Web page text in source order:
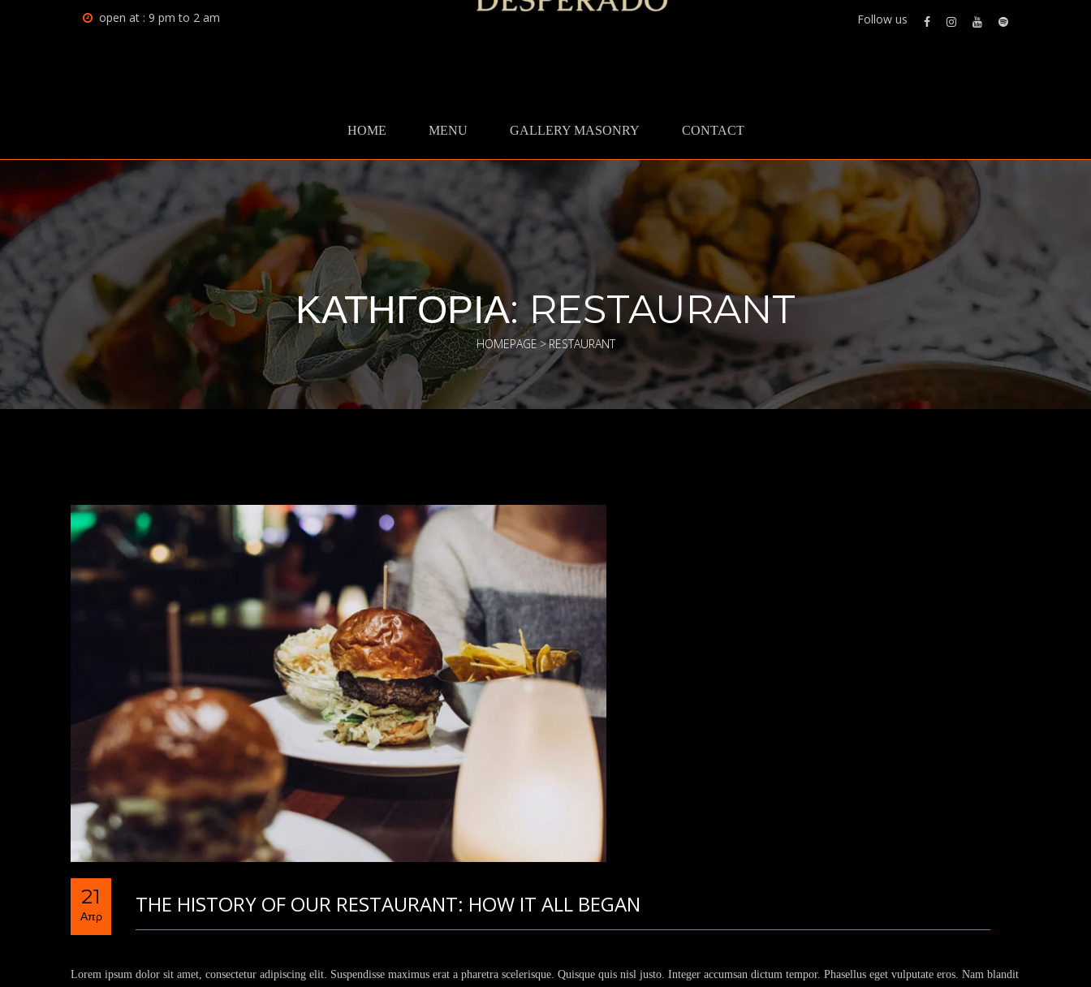
open at : 9 pm to 2 am Follow us
HOME MENU GALLERY MASONRY CONTACT
ΚΑΤΗΓΟΡΊΑ:RESTAURANT
HOMEPAGE >RESTAURANT
21
Απρ THE HISTORY OF OUR RESTAURANT: HOW IT ALL BEGAN
Lorem ipsum dolor sit amet, consectetur adipiscing elit. Suspendisse maximus erat a pharetra scelerisque. Quisque quis nisl justo. Integer accumsan dictum tempor. Phasellus eget vulputate eros. Nam blandit